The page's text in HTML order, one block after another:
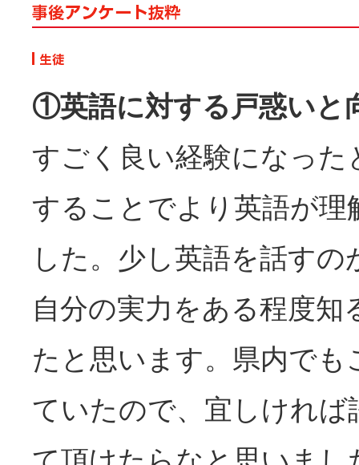
①英語に対する戸惑いと
すごく良い経験になっ
することでより英語が
した。少し英語を話す
自分の実力をある程度
たと思います。県内で
ていたので、宜しけれ